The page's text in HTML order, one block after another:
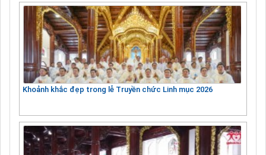
Khoảnh khắc đẹp trong lễ Truyền chức Linh mục 2026